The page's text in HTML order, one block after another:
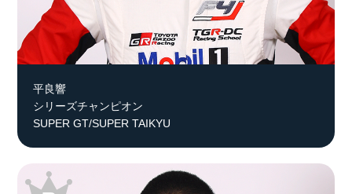
平良響
シリーズチャンピオン
SUPER GT/SUPER TAIKYU